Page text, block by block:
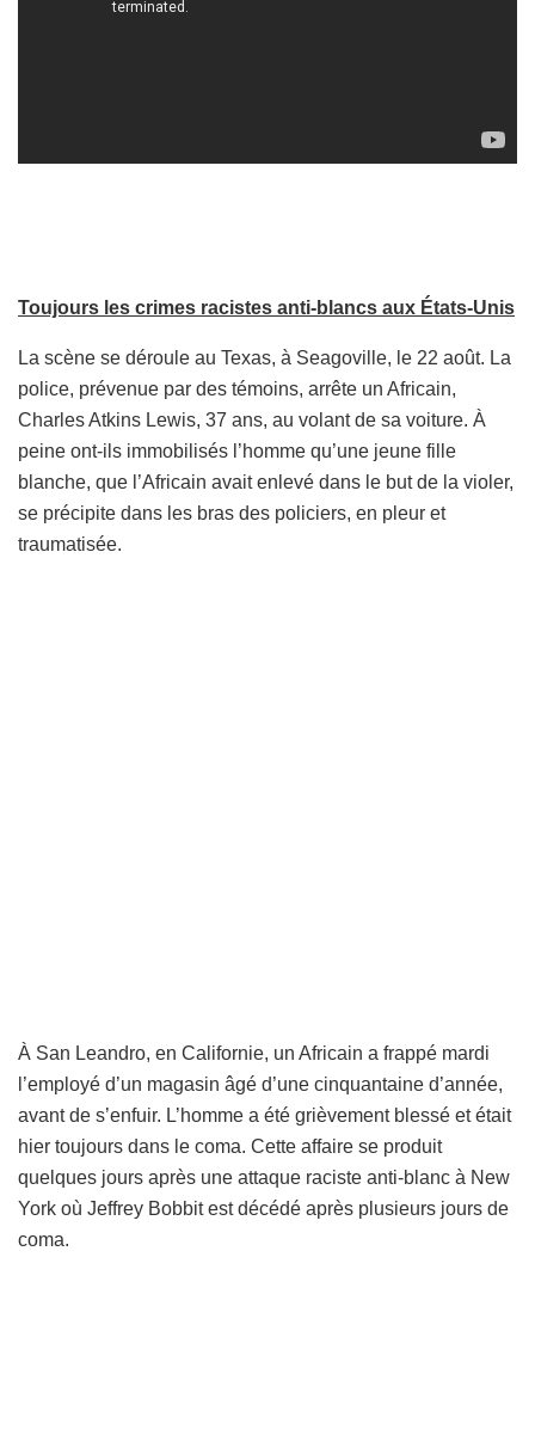
Toujours les crimes racistes anti-blancs aux États-Unis
La scène se déroule au Texas, à Seagoville, le 22 août. La
police, prévenue par des témoins, arrête un Africain,
Charles Atkins Lewis, 37 ans, au volant de sa voiture. À
peine ont-ils immobilisés l’homme qu’une jeune fille
blanche, que l’Africain avait enlevé dans le but de la violer,
se précipite dans les bras des policiers, en pleur et
traumatisée.
À San Leandro, en Californie, un Africain a frappé mardi
l’employé d’un magasin âgé d’une cinquantaine d’année,
avant de s’enfuir. L’homme a été grièvement blessé et était
hier toujours dans le coma. Cette affaire se produit
quelques jours après une attaque raciste anti-blanc à New
York où Jeffrey Bobbit est décédé après plusieurs jours de
coma.